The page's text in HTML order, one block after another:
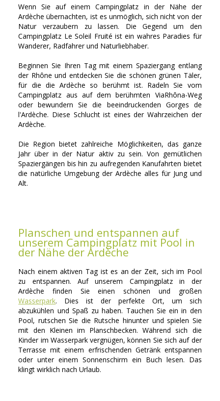
Wenn Sie auf einem Campingplatz in der Nähe der
Ardèche übernachten, ist es unmöglich, sich nicht von der
Natur verzaubern zu lassen. Die Gegend um den
Campingplatz Le Soleil Fruité ist ein wahres Paradies für
Wanderer, Radfahrer und Naturliebhaber.
Beginnen Sie Ihren Tag mit einem Spaziergang entlang
der Rhône und entdecken Sie die schönen grünen Täler,
für die die Ardèche so berühmt ist. Radeln Sie vom
Campingplatz aus auf dem berühmten ViaRhôna-Weg
oder bewundern Sie die beeindruckenden Gorges de
l'Ardèche. Diese Schlucht ist eines der Wahrzeichen der
Ardèche.
Die Region bietet zahlreiche Möglichkeiten, das ganze
Jahr über in der Natur aktiv zu sein. Von gemütlichen
Spaziergängen bis hin zu aufregenden Kanufahrten bietet
die natürliche Umgebung der Ardèche alles für Jung und
Alt.
Planschen und entspannen auf
unserem Campingplatz mit Pool in
der Nähe der Ardèche
Nach einem aktiven Tag ist es an der Zeit, sich im Pool
zu entspannen. Auf unserem Campingplatz in der
Ardèche finden Sie einen schönen und großen
Wasserpark. Dies ist der perfekte Ort, um sich
abzukühlen und Spaß zu haben. Tauchen Sie ein in den
Pool, rutschen Sie die Rutsche hinunter und spielen Sie
mit den Kleinen im Planschbecken. Während sich die
Kinder im Wasserpark vergnügen, können Sie sich auf der
Terrasse mit einem erfrischenden Getränk entspannen
oder unter einem Sonnenschirm ein Buch lesen. Das
klingt wirklich nach Urlaub.